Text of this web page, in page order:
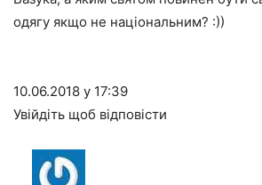
одягу якщо не національним? :))
10.06.2018 у 17:39
Увійдіть щоб відповісти